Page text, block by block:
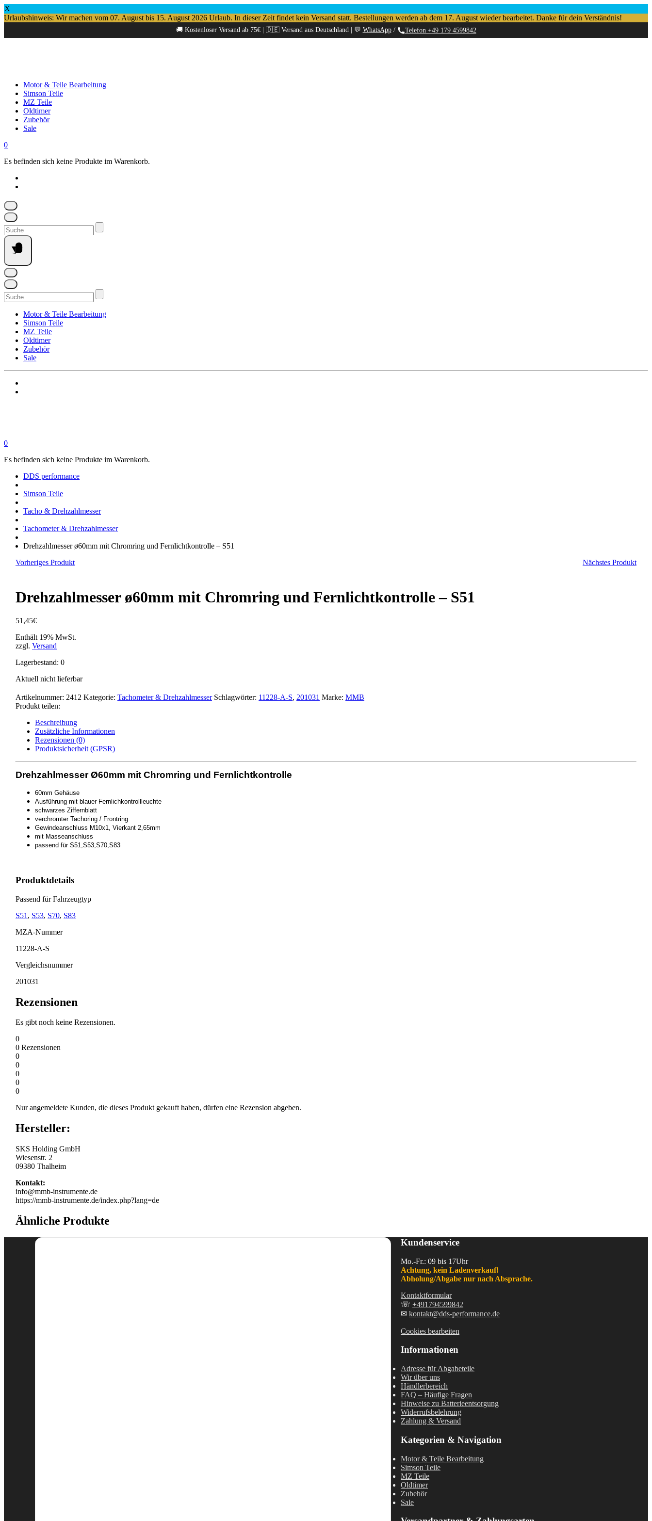
X
Urlaubshinweis: Wir machen vom 07. August bis 15. August 2026 Urlaub. In dieser Zeit findet kein Versand statt. Bestellungen werden ab dem 17. August wieder bearbeitet. Danke für dein Verständnis!
🚚 Kostenloser Versand ab 75€ | 🇩🇪 Versand aus Deutschland | 💬 WhatsApp/ Telefon +49 179 4599842
Motor & Teile Bearbeitung
Simson Teile
MZ Teile
Oldtimer
Zubehör
Sale
0
Es befinden sich keine Produkte im Warenkorb.
Suchen
nach:
Suchen
nach:
Motor & Teile Bearbeitung
Simson Teile
MZ Teile
Oldtimer
Zubehör
Sale
0
Es befinden sich keine Produkte im Warenkorb.
DDS performance
Simson Teile
Tacho & Drehzahlmesser
Tachometer & Drehzahlmesser
Drehzahlmesser ø60mm mit Chromring und Fernlichtkontrolle – S51
Vorheriges Produkt
Nächstes Produkt
Drehzahlmesser ø60mm mit Chromring und Fernlichtkontrolle – S51
51,45€
Enthält 19% MwSt.
zzgl. Versand
Lagerbestand: 0
Aktuell nicht lieferbar
Artikelnummer: 2412 Kategorie: Tachometer & Drehzahlmesser Schlagwörter: 11228-A-S, 201031 Marke: MMB
Produkt teilen:
Beschreibung
Zusätzliche Informationen
Rezensionen (0)
Produktsicherheit (GPSR)
Drehzahlmesser Ø60mm mit Chromring und Fernlichtkontrolle
60mm Gehäuse
Ausführung mit blauer Fernlichkontrollleuchte
schwarzes Ziffernblatt
verchromter Tachoring / Frontring
Gewindeanschluss M10x1, Vierkant 2,65mm
mit Masseanschluss
passend für S51,S53,S70,S83
Produktdetails
Passend für Fahrzeugtyp
S51 , S53, S70, S83
MZA-Nummer
11228-A-S
Vergleichsnummer
201031
Rezensionen
Es gibt noch keine Rezensionen.
0
0 Rezensionen
0
0
0
0
0
Nur angemeldete Kunden, die dieses Produkt gekauft haben, dürfen eine Rezension abgeben.
Hersteller:
SKS Holding GmbH
Wiesenstr. 2
09380 Thalheim
Kontakt:
info@mmb-instrumente.de
https://mmb-instrumente.de/index.php?lang=de
Ähnliche Produkte
Kundenservice
Mo.-Fr.: 09 bis 17Uhr
Achtung, kein Ladenverkauf!
Abholung/Abgabe nur nach Absprache.
Kontaktformular
☏ +491794599842
✉ kontakt@dds-performance.de
Cookies bearbeiten
Informationen
Adresse für Abgabeteile
Wir über uns
Händlerbereich
FAQ – Häufige Fragen
Hinweise zu Batterieentsorgung
Widerrufsbelehrung
Zahlung & Versand
Kategorien & Navigation
Motor & Teile Bearbeitung
Simson Teile
MZ Teile
Oldtimer
Zubehör
Sale